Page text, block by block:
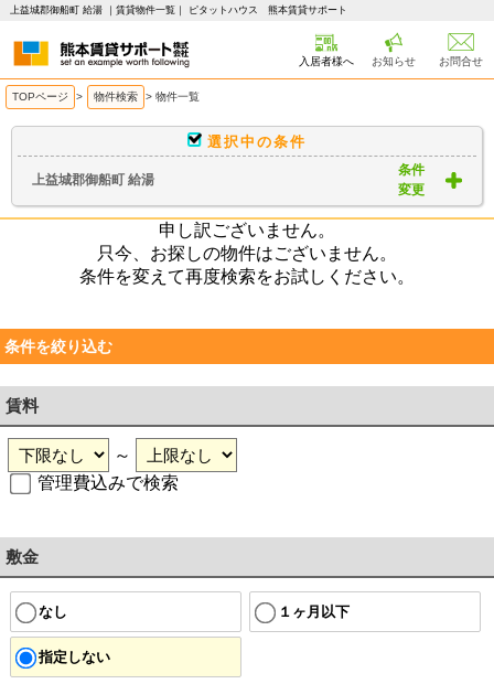
上益城郡御船町 給湯 ｜賃貸物件一覧｜ ピタットハウス 熊本賃貸サポート
入居者様へ お知らせ お問合せ
TOPページ > 物件検索 > 物件一覧
選択中の条件
上益城郡御船町 給湯
条件
変更
申し訳ございません。
只今、お探しの物件はございません。
条件を変えて再度検索をお試しください。
条件を絞り込む
賃料
～
管理費込みで検索
敷金
なし １ヶ月以下
指定しない